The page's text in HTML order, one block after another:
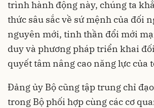
trình hành động này, chúng ta
thức sâu sắc về sứ mệnh của đối
nguyên mới, tinh thần đổi mới
duy và phương pháp triển khai
quyết tâm nâng cao năng lực của
Đảng ủy Bộ cũng tập trung chỉ
trong Bộ phối hợp cùng các cơ